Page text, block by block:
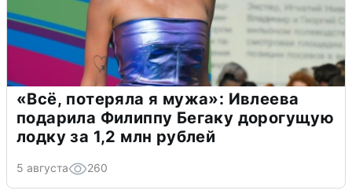
«Всё, потеряла я мужа»: Ивлеева
подарила Филиппу Бегаку дорогущую
лодку за 1,2 млн рублей
5 августа 260